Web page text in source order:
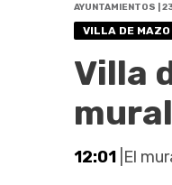
AYUNTAMIENTOS |
VILLA DE MAZO
Villa
12:01 |El